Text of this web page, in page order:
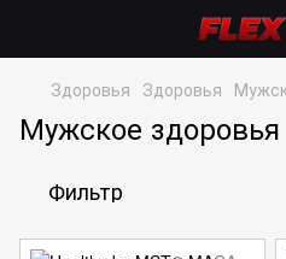
Здоровья Здоровья
Мужское здоровья
Фильтр